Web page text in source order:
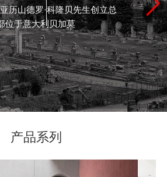
历山德罗·科隆贝先生创立总
位于意大利贝加莫
产品系列